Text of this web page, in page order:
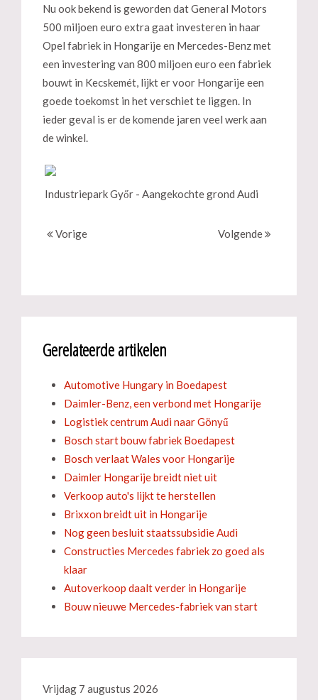
Nu ook bekend is geworden dat General Motors
500 miljoen euro extra gaat investeren in haar
Opel fabriek in Hongarije en Mercedes-Benz met
een investering van 800 miljoen euro een fabriek
bouwt in Kecskemét, lijkt er voor Hongarije een
goede toekomst in het verschiet te liggen. In
ieder geval is er de komende jaren veel werk aan
de winkel.
Industriepark Győr - Aangekochte grond Audi
Vorige Volgende
Gerelateerde artikelen
Automotive Hungary in Boedapest
Daimler-Benz, een verbond met Hongarije
Logistiek centrum Audi naar Gönyű
Bosch start bouw fabriek Boedapest
Bosch verlaat Wales voor Hongarije
Daimler Hongarije breidt niet uit
Verkoop auto's lijkt te herstellen
Brixxon breidt uit in Hongarije
Nog geen besluit staatssubsidie Audi
Constructies Mercedes fabriek zo goed als
klaar
Autoverkoop daalt verder in Hongarije
Bouw nieuwe Mercedes-fabriek van start
Vrijdag 7 augustus 2026